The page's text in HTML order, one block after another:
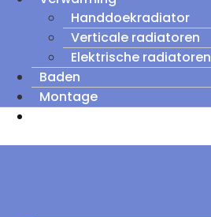
Handdoekradiator
Verticale radiatoren
Elektrische radiatoren
Baden
Montage